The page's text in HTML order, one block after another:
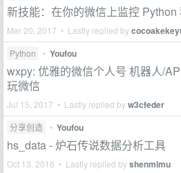
新技能：在你的微信上监控 Python
Mar 20, 2017 • Lastly replied by
Python • Youfou
wxpy: 优雅的微信个人号 机器人/
玩微信
Jul 15, 2017 • Lastly replied byw3cfeder
分享创造 • Youfou
hs_data - 炉石传说数据分析工具
Oct 13, 2016 • Lastly replied byshenmimu